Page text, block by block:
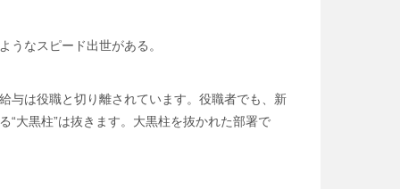
うなスピード出世がある。
与は役職と切り離されています。役職者でも、新
大黒柱”は抜きます。大黒柱を抜かれた部署で